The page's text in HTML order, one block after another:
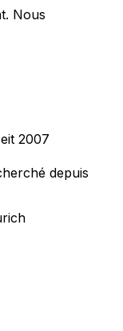
Nous
2007
depuis